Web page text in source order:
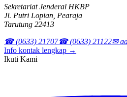
Sekretariat Jenderal HKBP
Jl. Putri Lopian, Pearaja
Tarutung 22413
☎ (0633) 21707☎ (0633) 21122✉
Info kontak lengkap →
Ikuti Kami